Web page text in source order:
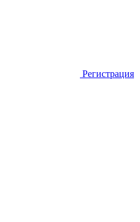
Регистрация